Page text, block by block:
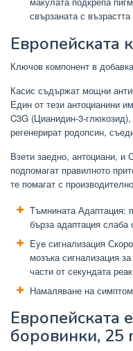
свързаната с
Европейската
Ключов компонент в
Касис съдържат мощни
Един от тези антоцианини
C3G (Цианидин-3-
регенерират родопсин,
Взети заедно, антоциани, и
подпомагат правилното
те помагат с
Тъмнината Адаптация:
бърза адаптация слаба
Eye сигнализация
мозъка сигнализация
части от секундата
Намаляване на
Европейската
боровинки, 25